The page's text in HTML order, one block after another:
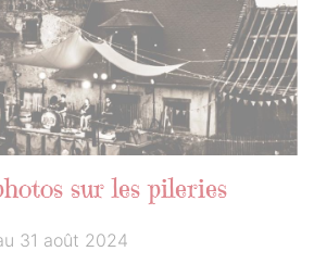
sur les pileries
31 août 2024